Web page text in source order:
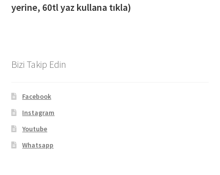
yerine, 60tl yaz kullana tıkla)
Bizi Takip Edin
Facebook
Instagram
Youtube
Whatsapp